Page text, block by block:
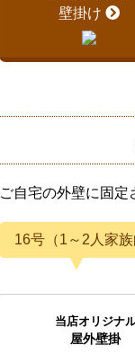
壁掛け
ご自宅の外壁に固定
16号（1～2人家族
当店オリジナ
屋外壁掛